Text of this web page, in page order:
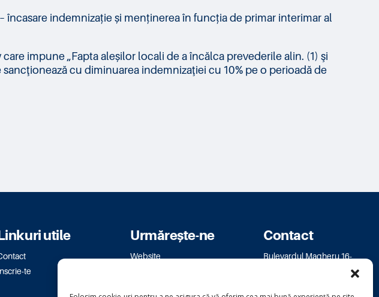
indemnizație și menținerea în funcția de primar interimar al
impune „Fapta aleșilor locali de a încălca prevederile alin. (1) şi
cu diminuarea indemnizaţiei cu 10% pe o perioadă de
utile
te
Urmărește-ne
Website
Contact
Bulevardul Magheru 16-
bm.bucuresti@usr.ro